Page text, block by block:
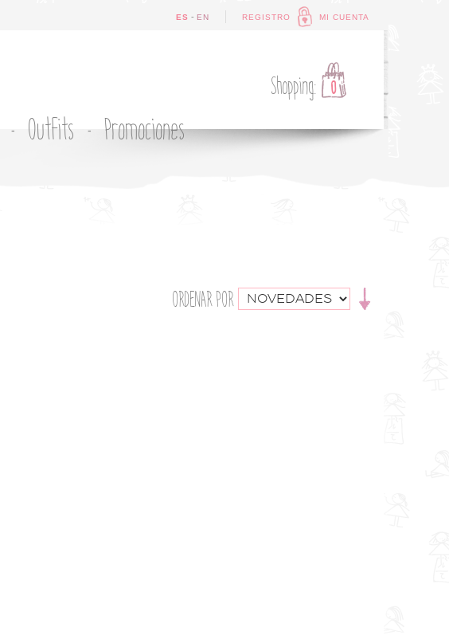
REGISTRO MI CUENTA
ES - EN
Shopping: 0
Outfits Promociones
ORDENAR POR